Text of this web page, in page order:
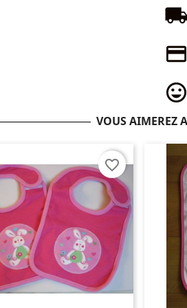
VOUS AIMEREZ
favorite_border